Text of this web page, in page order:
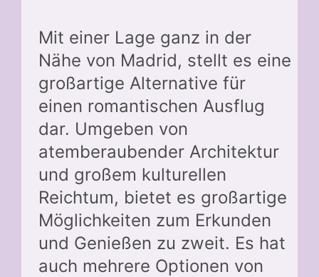
Mit einer Lage ganz in der
Nähe von Madrid, stellt es eine
großartige Alternative für
einen romantischen Ausflug
dar. Umgeben von
atemberaubender Architektur
und großem kulturellen
Reichtum, bietet es großartige
Möglichkeiten zum Erkunden
und Genießen zu zweit. Es hat
auch mehrere Optionen von